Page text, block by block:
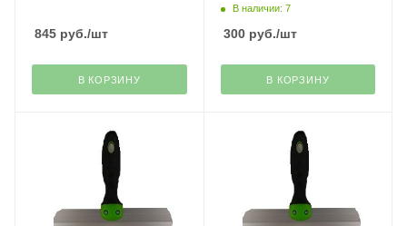
845 руб./шт
В КОРЗИНУ
Decor(45)
В наличии: 7
300руб./шт
В КОРЗИНУ